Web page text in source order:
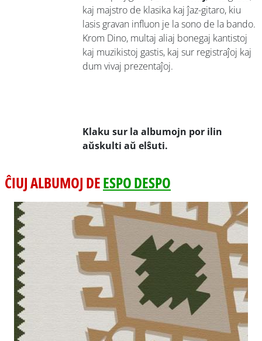
kaj majstro de klasika kaj ĵaz-gitaro, kiu
lasis gravan influon je la sono de la bando.
Krom Dino, multaj aliaj bonegaj kantistoj
kaj muzikistoj gastis, kaj sur registraĵoj kaj
dum vivaj prezentaĵoj.
Klaku sur la albumojn por ilin
aŭskulti aŭ elŝuti.
ĈIUJ ALBUMOJ DEESPO DESPO